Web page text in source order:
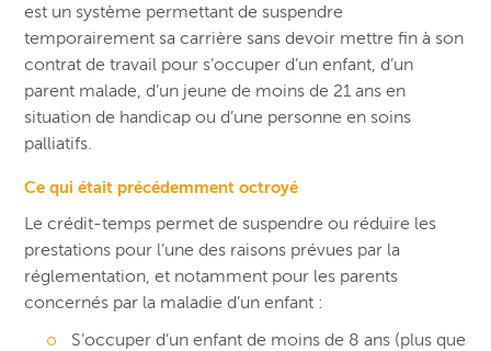
est un système permettant de suspendre
temporairement sa carrière sans devoir mettre fin à son
contrat de travail pour s’occuper d’un enfant, d’un
parent malade, d’un jeune de moins de 21 ans en
situation de handicap ou d’une personne en soins
palliatifs.
Ce qui était précédemment octroyé
Le crédit-temps permet de suspendre ou réduire les
prestations pour l’une des raisons prévues par la
réglementation, et notamment pour les parents
concernés par la maladie d’un enfant :
S’occuper d’un enfant de moins de 8 ans (plus que